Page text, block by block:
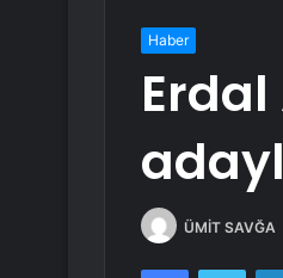
Haber
Erdal
ÜMİT SAVĞA
Facebook